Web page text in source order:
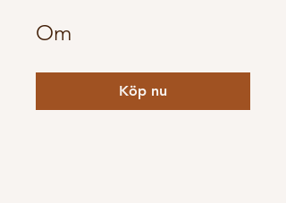
Om
Köp nu